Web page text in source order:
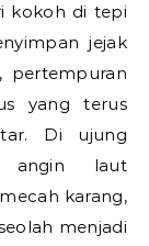
kokoh di tepi
jejak
pertempuran
yang terus
Di ujung
angin laut
karang,
menjadi